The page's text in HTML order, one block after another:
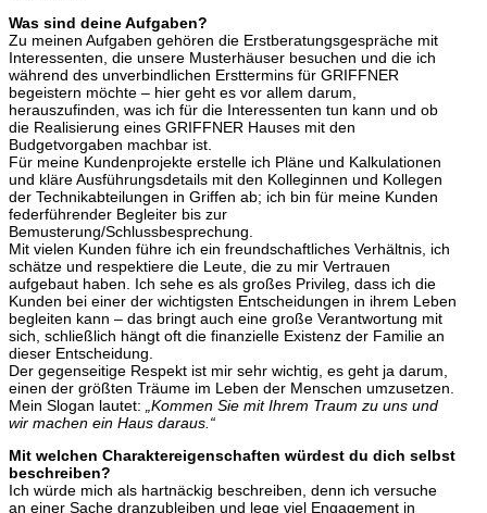
Was sind deine Aufgaben?
Zu meinen Aufgaben gehören die Erstberatungsgespräche mit
Interessenten, die unsere Musterhäuser besuchen und die ich
während des unverbindlichen Ersttermins für GRIFFNER
begeistern möchte – hier geht es vor allem darum,
herauszufinden, was ich für die Interessenten tun kann und ob
die Realisierung eines GRIFFNER Hauses mit den
Budgetvorgaben machbar ist.
Für meine Kundenprojekte erstelle ich Pläne und Kalkulationen
und kläre Ausführungsdetails mit den Kolleginnen und Kollegen
der Technikabteilungen in Griffen ab; ich bin für meine Kunden
federführender Begleiter bis zur
Bemusterung/Schlussbesprechung.
Mit vielen Kunden führe ich ein freundschaftliches Verhältnis, ich
schätze und respektiere die Leute, die zu mir Vertrauen
aufgebaut haben. Ich sehe es als großes Privileg, dass ich die
Kunden bei einer der wichtigsten Entscheidungen in ihrem Leben
begleiten kann – das bringt auch eine große Verantwortung mit
sich, schließlich hängt oft die finanzielle Existenz der Familie an
dieser Entscheidung.
Der gegenseitige Respekt ist mir sehr wichtig, es geht ja darum,
einen der größten Träume im Leben der Menschen umzusetzen.
Mein Slogan lautet:
„Kommen Sie mit Ihrem Traum zu uns und
wir machen ein Haus daraus.“
Mit welchen Charaktereigenschaften würdest du dich selbst
beschreiben?
Ich würde mich als hartnäckig beschreiben, denn ich versuche
an einer Sache dranzubleiben und lege viel Engagement in